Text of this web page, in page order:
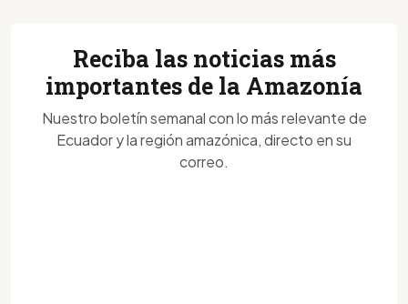
Reciba las noticias más
importantes de la Amazonía
Nuestro boletín semanal con lo más relevante de
Ecuador y la región amazónica, directo en su
correo.